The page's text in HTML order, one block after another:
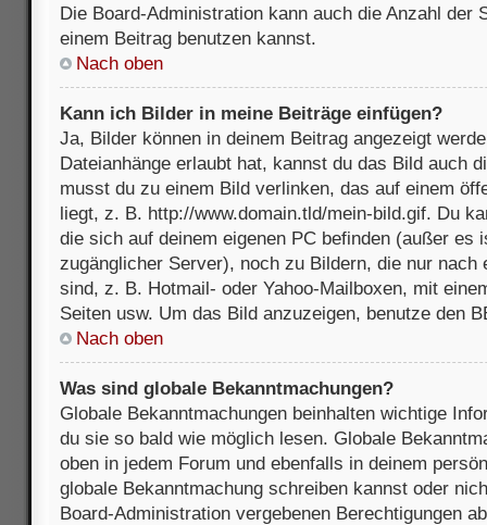
Die Board-Administration kann auch die Anzahl der
einem Beitrag benutzen kannst.
Nach oben
Kann ich Bilder in meine Beiträge einfügen?
Ja, Bilder können in deinem Beitrag angezeigt
Dateianhänge erlaubt hat, kannst du das Bild auch
musst du zu einem Bild verlinken, das auf einem
liegt, z. B. http://www.domain.tld/mein-bild.gif. Du
die sich auf deinem eigenen PC befinden (außer es
zugänglicher Server), noch zu Bildern, die nur nach
sind, z. B. Hotmail- oder Yahoo-Mailboxen, mit
Seiten usw. Um das Bild anzuzeigen, benutze den
Nach oben
Was sind globale Bekanntmachungen?
Globale Bekanntmachungen beinhalten wichtige
du sie so bald wie möglich lesen. Globale
oben in jedem Forum und ebenfalls in deinem
globale Bekanntmachung schreiben kannst oder
Board-Administration vergebenen Berechtigungen